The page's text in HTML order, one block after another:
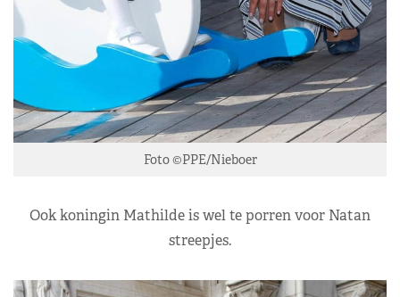
Foto ©PPE/Nieboer
Ook koningin Mathilde is wel te porren voor Natan
streepjes.